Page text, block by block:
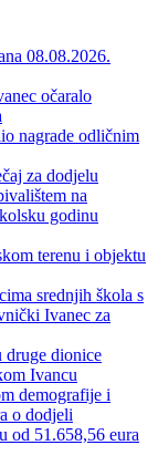
08.08.2026.
očaralo
nagrade odličnim
za dodjelu
na
godinu
terenu i objektu
srednjih škola s
Ivanec za
druge dionice
Ivancu
demografije i
o dodjeli
od 51.658,56 eura